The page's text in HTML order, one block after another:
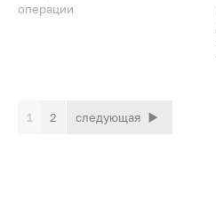
операции
1 2 следующая